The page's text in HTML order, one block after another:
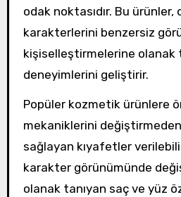
odak noktasıdır. Bu ürünler,
karakterlerini benzersiz
kişiselleştirmelerine olanak
deneyimlerini geliştirir.
Popüler kozmetik ürünlere
mekaniklerini
sağlayan kıyafetler
karakter görünümünde
olanak tanıyan saç ve yüz